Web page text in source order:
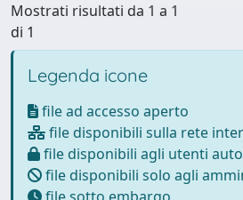
Mostrati risultati da 1 a 1
di 1
Legenda icone
file ad accesso aperto
file disponibili sulla rete
file disponibili agli utenti
file disponibili solo agli